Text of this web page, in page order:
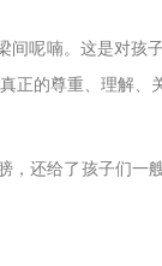
呢喃。这是对孩
的尊重、理解
还给了孩子们